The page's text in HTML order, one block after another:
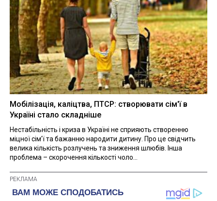
Мобілізація, каліцтва, ПТСР: створювати сім'ї в
Україні стало складніше
Нестабільність і криза в Україні не сприяють створенню
міцної сім'ї та бажанню народити дитину. Про це свідчить
велика кількість розлучень та зниження шлюбів. Інша
проблема – скорочення кількості чоло...